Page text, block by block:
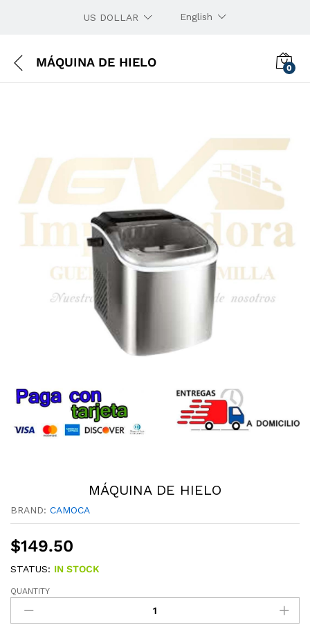
US DOLLAR English
MÁQUINA DE HIELO 0
MÁQUINA DE HIELO
BRAND: CAMOCA
$149.50
STATUS: IN STOCK
MÁQUINA
HIELO
QUANTITY